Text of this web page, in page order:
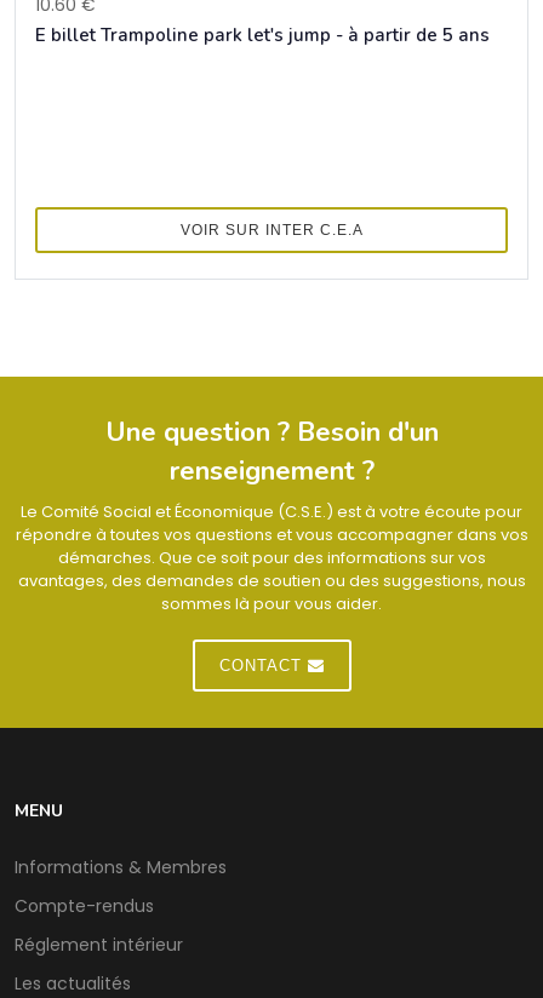
10.60 €
E billet Trampoline park let's jump - à partir de 5 ans
VOIR SUR INTER C.E.A
Une question ? Besoin d'un
renseignement ?
Le Comité Social et Économique (C.S.E.) est à votre écoute pour
répondre à toutes vos questions et vous accompagner dans vos
démarches. Que ce soit pour des informations sur vos
avantages, des demandes de soutien ou des suggestions, nous
sommes là pour vous aider.
CONTACT
MENU
Informations & Membres
Compte-rendus
Réglement intérieur
Les actualités